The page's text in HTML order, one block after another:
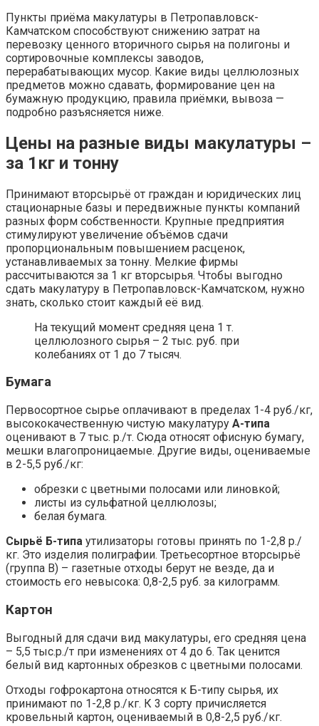
Пункты приёма макулатуры в Петропавловск-
Камчатском способствуют снижению затрат на
перевозку ценного вторичного сырья на полигоны и
сортировочные комплексы заводов,
перерабатывающих мусор. Какие виды целлюлозных
предметов можно сдавать, формирование цен на
бумажную продукцию, правила приёмки, вывоза —
подробно разъясняется ниже.
Цены на разные виды макулатуры –
за 1кг и тонну
Принимают вторсырьё от граждан и юридических лиц
стационарные базы и передвижные пункты компаний
разных форм собственности. Крупные предприятия
стимулируют увеличение объёмов сдачи
пропорциональным повышением расценок,
устанавливаемых за тонну. Мелкие фирмы
рассчитываются за 1 кг вторсырья. Чтобы выгодно
сдать макулатуру в Петропавловск-Камчатском, нужно
знать, сколько стоит каждый её вид.
На текущий момент средняя цена 1 т.
целлюлозного сырья – 2 тыс. руб. при
колебаниях от 1 до 7 тысяч.
Бумага
Первосортное сырье оплачивают в пределах 1-4 руб./кг,
высококачественную чистую макулатуру А-типа
оценивают в 7 тыс. р./т. Сюда относят офисную бумагу,
мешки влагопроницаемые. Другие виды, оцениваемые
в 2-5,5 руб./кг:
обрезки с цветными полосами или линовкой;
листы из сульфатной целлюлозы;
белая бумага.
Сырьё Б-типа утилизаторы готовы принять по 1-2,8 р./
кг. Это изделия полиграфии. Третьесортное вторсырьё
(группа В) – газетные отходы берут не везде, да и
стоимость его невысока: 0,8-2,5 руб. за килограмм.
Картон
Выгодный для сдачи вид макулатуры, его средняя цена
– 5,5 тыс.р./т при изменениях от 4 до 6. Так ценится
белый вид картонных обрезков с цветными полосами.
Отходы гофрокартона относятся к Б-типу сырья, их
принимают по 1-2,8 р./кг. К 3 сорту причисляется
кровельный картон, оцениваемый в 0,8-2,5 руб./кг.